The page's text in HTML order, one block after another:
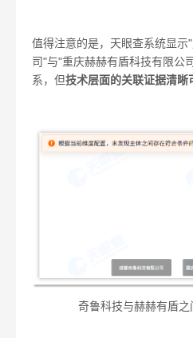
值得注意的是，天眼查系统显示
司"与"重庆赫赫有盾科技有限公
系，但技术层面的关联证据清晰
奇鲁科技与赫赫有盾